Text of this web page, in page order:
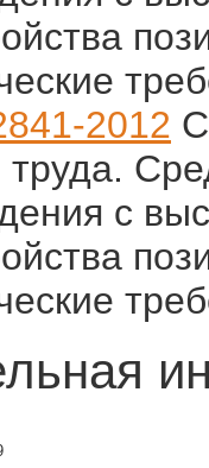
2012
труда.
с